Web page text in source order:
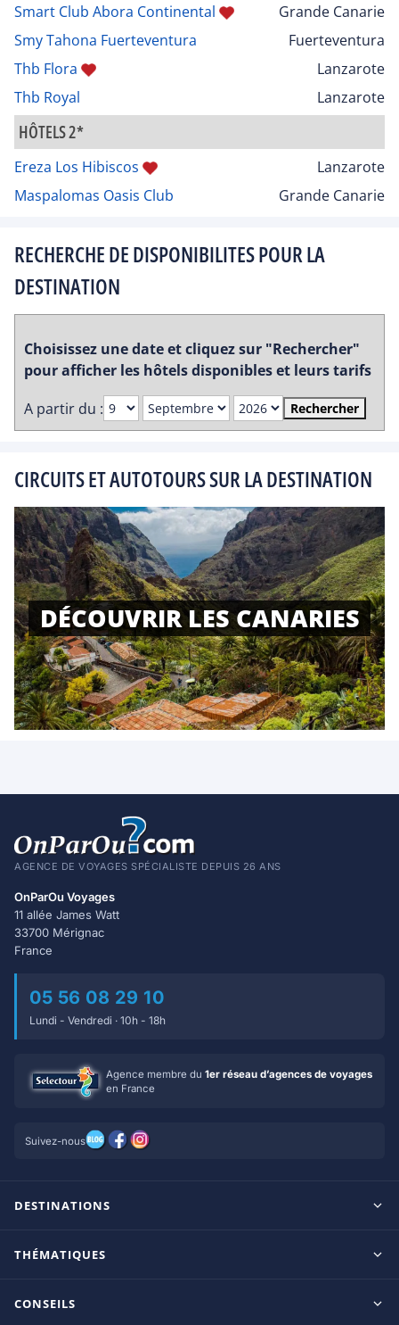
Smart Club Abora Continental
Grande Canarie
Smy Tahona Fuerteventura
Fuerteventura
Thb Flora
Lanzarote
Thb Royal
Lanzarote
HÔTELS 2*
Ereza Los Hibiscos
Lanzarote
Maspalomas Oasis Club
Grande Canarie
RECHERCHE DE DISPONIBILITES POUR LA
DESTINATION
Choisissez une date et cliquez sur "Rechercher"
pour afficher les hôtels disponibles et leurs tarifs
A partir du :
Rechercher
CIRCUITS ET AUTOTOURS SUR LA DESTINATION
DÉCOUVRIR LES CANARIES
AGENCE DE VOYAGES SPÉCIALISTE DEPUIS 26 ANS
OnParOu Voyages
11 allée James Watt
33700 Mérignac
France
05 56 08 29 10
Lundi - Vendredi · 10h - 18h
Agence membre du 1er réseau d’agences de voyages
en France
Suivez-nous
DESTINATIONS
Ile Maurice
THÉMATIQUES
CONSEILS